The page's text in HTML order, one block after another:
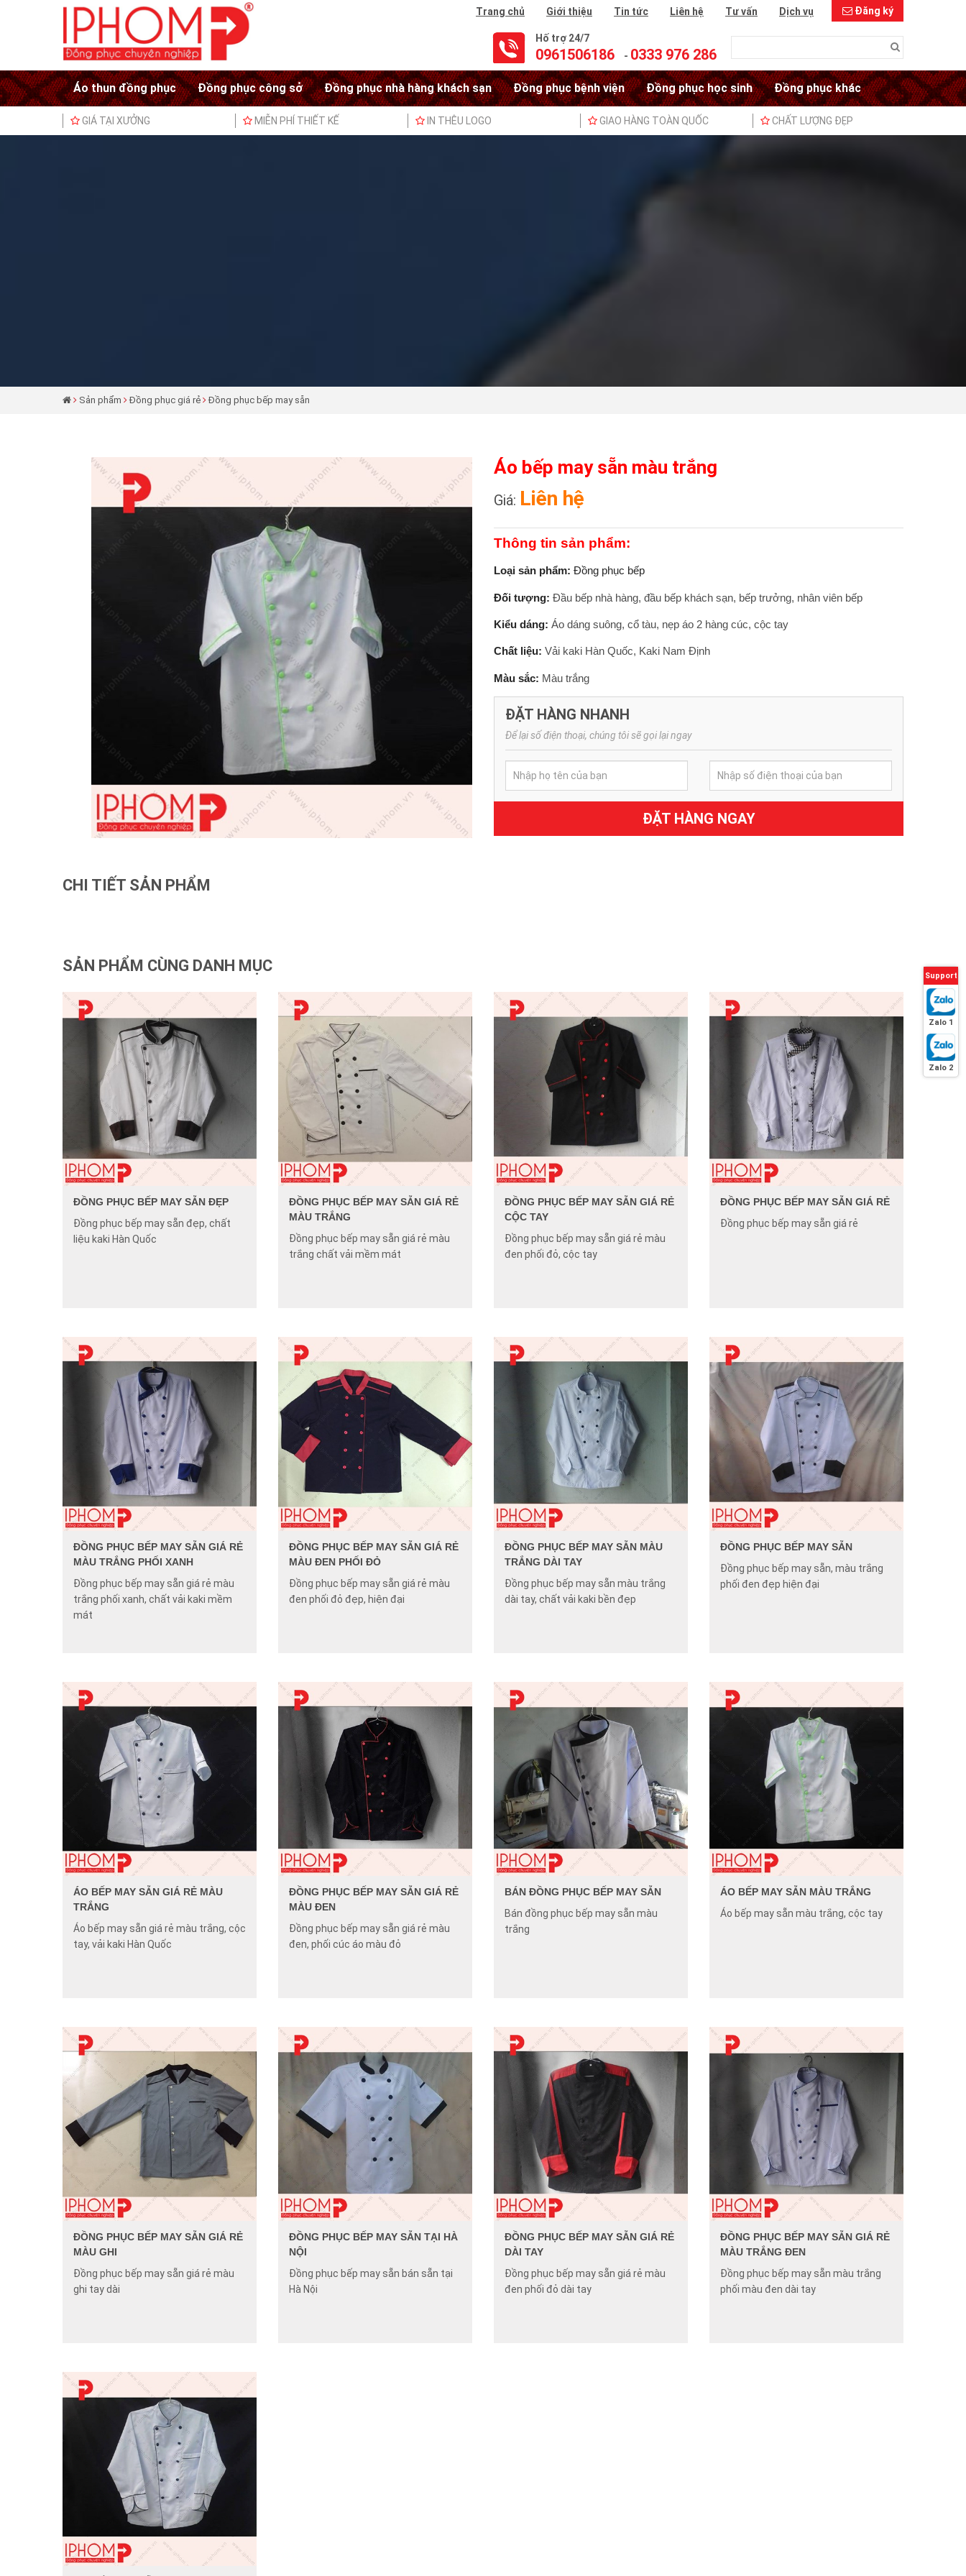
Đăng ký
Trang chủ Giới thiệu Tin tức Liên hệ Tư vấn Dịch vụ
Hố trợ 24/7
0961506186 - 0333 976 286
Áo thun đồng phục Đồng phục công sở Đồng phục nhà hàng khách sạn Đồng phục bệnh viện Đồng phục học sinh Đồng phục khác
GIÁ TẠI XƯỞNG MIỄN PHÍ THIẾT KẾ IN THÊU LOGO GIAO HÀNG TOÀN QUỐC CHẤT LƯỢNG ĐẸP
Sản phẩm Đồng phục giá rẻ Đồng phục bếp may sẵn
Áo bếp may sẵn màu trắng
Giá: Liên hệ
Thông tin sản phẩm:
Loại sản phẩm: Đồng phục bếp
Đối tượng: Đầu bếp nhà hàng, đầu bếp khách sạn, bếp trưởng, nhân viên bếp
Kiểu dáng: Áo dáng suông, cổ tàu, nẹp áo 2 hàng cúc, cộc tay
Chất liệu: Vải kaki Hàn Quốc, Kaki Nam Định
Màu sắc: Màu trắng
ĐẶT HÀNG NHANH
Để lại số điện thoại, chúng tôi sẽ gọi lại ngay
ĐẶT HÀNG NGAY
CHI TIẾT SẢN PHẨM
SẢN PHẨM CÙNG DANH MỤC
ĐỒNG PHỤC BẾP MAY SẴN ĐẸP
Đồng phục bếp may sẵn đẹp, chất
liệu kaki Hàn Quốc
ĐỒNG PHỤC BẾP MAY SẴN GIÁ RẺ
MÀU TRẮNG
Đồng phục bếp may sẵn giá rẻ màu
trắng chất vải mềm mát
ĐỒNG PHỤC BẾP MAY SẴN GIÁ RẺ
CỘC TAY
Đồng phục bếp may sẵn giá rẻ màu
đen phối đỏ, cộc tay
ĐỒNG PHỤC BẾP MAY SẴN GIÁ RẺ
Đồng phục bếp may sẵn giá rẻ
ĐỒNG PHỤC BẾP MAY SẴN GIÁ RẺ
MÀU TRẮNG PHỐI XANH
Đồng phục bếp may sẵn giá rẻ màu
trắng phối xanh, chất vải kaki mềm
mát
ĐỒNG PHỤC BẾP MAY SẴN GIÁ RẺ
MÀU ĐEN PHỐI ĐỎ
Đồng phục bếp may sẵn giá rẻ màu
đen phối đỏ đẹp, hiện đại
ĐỒNG PHỤC BẾP MAY SẴN MÀU
TRẮNG DÀI TAY
Đồng phục bếp may sẵn màu trắng
dài tay, chất vải kaki bền đẹp
ĐỒNG PHỤC BẾP MAY SẴN
Đồng phục bếp may sẵn, màu trắng
phối đen đẹp hiện đại
ÁO BẾP MAY SẴN GIÁ RẺ MÀU
TRẮNG
Áo bếp may sẵn giá rẻ màu trắng, cộc
tay, vải kaki Hàn Quốc
ĐỒNG PHỤC BẾP MAY SẴN GIÁ RẺ
MÀU ĐEN
Đồng phục bếp may sẵn giá rẻ màu
đen, phối cúc áo màu đỏ
BÁN ĐỒNG PHỤC BẾP MAY SẴN
Bán đồng phục bếp may sẵn màu
trắng
ÁO BẾP MAY SẴN MÀU TRẮNG
Áo bếp may sẵn màu trắng, cộc tay
ĐỒNG PHỤC BẾP MAY SẴN GIÁ RẺ
MÀU GHI
Đồng phục bếp may sẵn giá rẻ màu
ghi tay dài
ĐỒNG PHỤC BẾP MAY SẴN TẠI HÀ
NỘI
Đồng phục bếp may sẵn bán sẵn tại
Hà Nội
ĐỒNG PHỤC BẾP MAY SẴN GIÁ RẺ
DÀI TAY
Đồng phục bếp may sẵn giá rẻ màu
đen phối đỏ dài tay
ĐỒNG PHỤC BẾP MAY SẴN GIÁ RẺ
MÀU TRẮNG ĐEN
Đồng phục bếp may sẵn màu trắng
phối màu đen dài tay
Support
Zalo 1
Zalo 2